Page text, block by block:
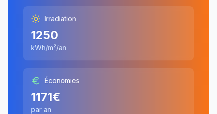
Irradiation
1250
kWh/m²/an
Économies
1171€
par an